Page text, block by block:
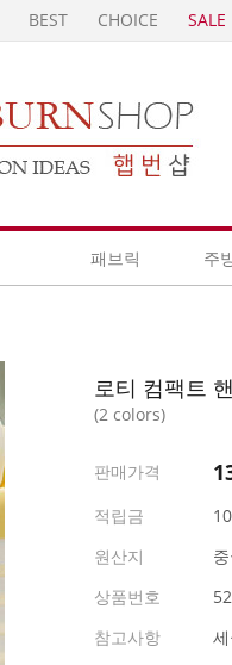
BEST CHOICE SALE
패브릭 주
로티 컴팩트
(2 colors)
판매가격
적립금
원산지
상품번호
참고사항